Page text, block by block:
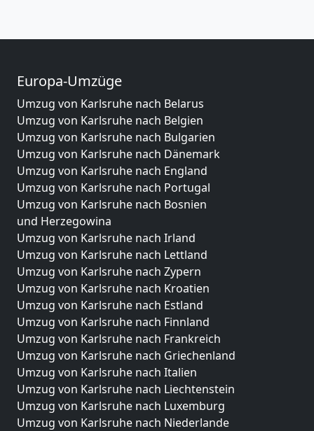
Europa-Umzüge
Umzug von Karlsruhe nach Belarus
Umzug von Karlsruhe nach Belgien
Umzug von Karlsruhe nach Bulgarien
Umzug von Karlsruhe nach Dänemark
Umzug von Karlsruhe nach England
Umzug von Karlsruhe nach Portugal
Umzug von Karlsruhe nach Bosnien
und Herzegowina
Umzug von Karlsruhe nach Irland
Umzug von Karlsruhe nach Lettland
Umzug von Karlsruhe nach Zypern
Umzug von Karlsruhe nach Kroatien
Umzug von Karlsruhe nach Estland
Umzug von Karlsruhe nach Finnland
Umzug von Karlsruhe nach Frankreich
Umzug von Karlsruhe nach Griechenland
Umzug von Karlsruhe nach Italien
Umzug von Karlsruhe nach Liechtenstein
Umzug von Karlsruhe nach Luxemburg
Umzug von Karlsruhe nach Niederlande